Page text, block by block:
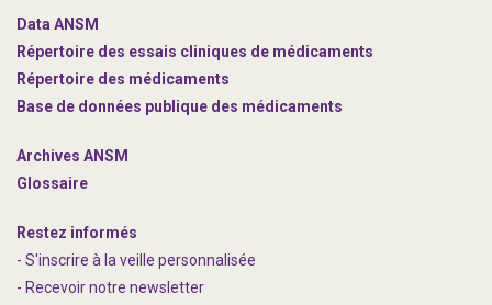
Data ANSM
Répertoire des essais cliniques de médicaments
Répertoire des médicaments
Base de données publique des médicaments
Archives ANSM
Glossaire
Restez informés
- S'inscrire à la veille personnalisée
- Recevoir notre newsletter